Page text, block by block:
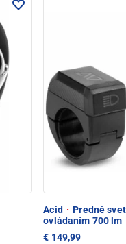
Acid · Predné
ovládaním 700 lm
€ 149,99